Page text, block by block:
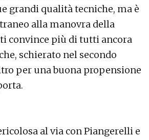
grandi qualità tecniche, ma è
alla manovra della
convince più di tutti ancora
schierato nel secondo
per una buona propensione
al via con Piangerelli e